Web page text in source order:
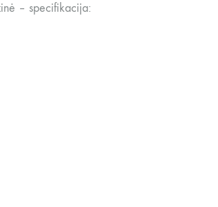
– specifikacija: